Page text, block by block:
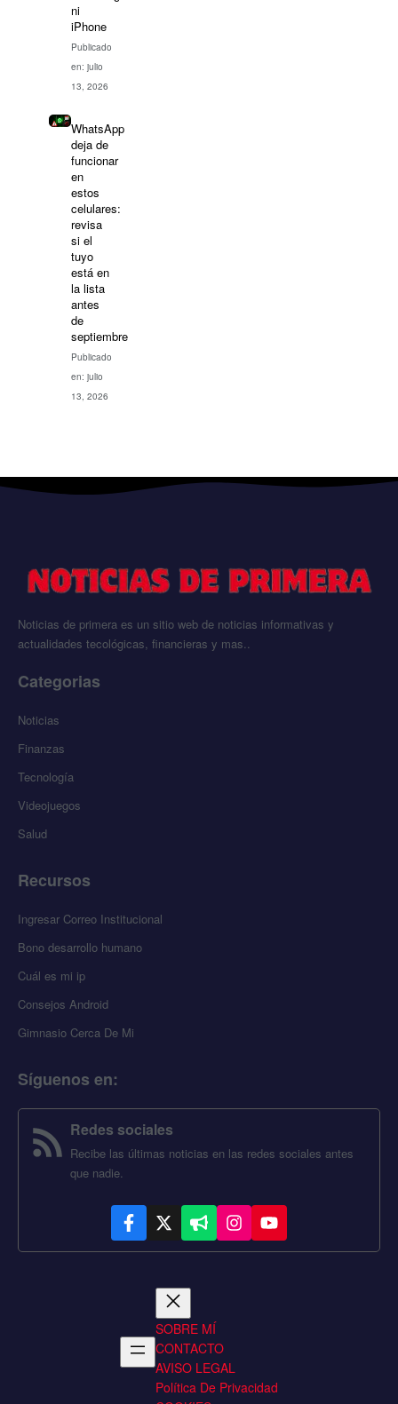
ni
iPhone
Publicado
en: julio
13, 2026
WhatsApp
deja de
funcionar
en
estos
celulares:
revisa
si el
tuyo
está en
la lista
antes
de
septiembre
Publicado
en: julio
13, 2026
Noticias de primera es un sitio web de noticias informativas y
actualidades tecológicas, financieras y mas..
Categorias
Noticias
Finanzas
Tecnología
Videojuegos
Salud
Recursos
Ingresar Correo Institucional
Bono desarrollo humano
Cuál es mi ip
Consejos Android
Gimnasio Cerca De Mi
Síguenos en:
Redes sociales
Recibe las últimas noticias en las redes sociales antes
que nadie.
SOBRE MÍ
CONTACTO
AVISO LEGAL
Política De Privacidad